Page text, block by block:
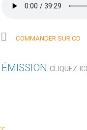
COMMANDER SUR CD
CLIQUEZ ICI